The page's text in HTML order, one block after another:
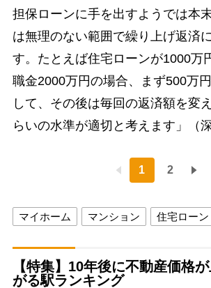
担保ローンに手を出すようでは本
は無理のない範囲で繰り上げ返済
す。たとえば住宅ローンが1000万
職金2000万円の場合、まず500万
して、その後は毎回の返済額を変
らいの水準が適切と考えます」（深
1 2
マイホーム マンション 住宅ローン
【特集】10年後に不動産価格
がる駅ランキング